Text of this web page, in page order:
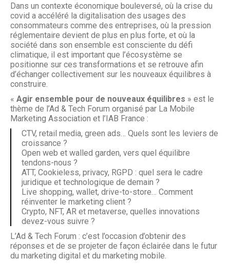
Dans un contexte économique bouleversé, où la crise du
covid a accéléré la digitalisation des usages des
consommateurs comme des entreprises, où la pression
réglementaire devient de plus en plus forte, et où la
société dans son ensemble est consciente du défi
climatique, il est important que l’écosystème se
positionne sur ces transformations et se retrouve afin
d’échanger collectivement sur les nouveaux équilibres à
construire.
« Agir ensemble pour de nouveaux équilibres » est le
thème de l’Ad & Tech Forum organisé par La Mobile
Marketing Association et l’IAB France :
CTV, retail media, green ads… Quels sont les leviers de
croissance ?
Open web et walled garden, vers quel équilibre
tendons-nous ?
ATT, Cookieless, privacy, RGPD : quel sera le cadre
juridique et technologique de demain ?
Live shopping, wallet, drive-to-store… Comment
réinventer le marketing client ?
Crypto, NFT, AR et metaverse, quelles innovations
devez-vous suivre ?
L’Ad & Tech Forum : c’est l’occasion d’obtenir des
réponses et de se projeter de façon éclairée dans le futur
du marketing digital et du marketing mobile.